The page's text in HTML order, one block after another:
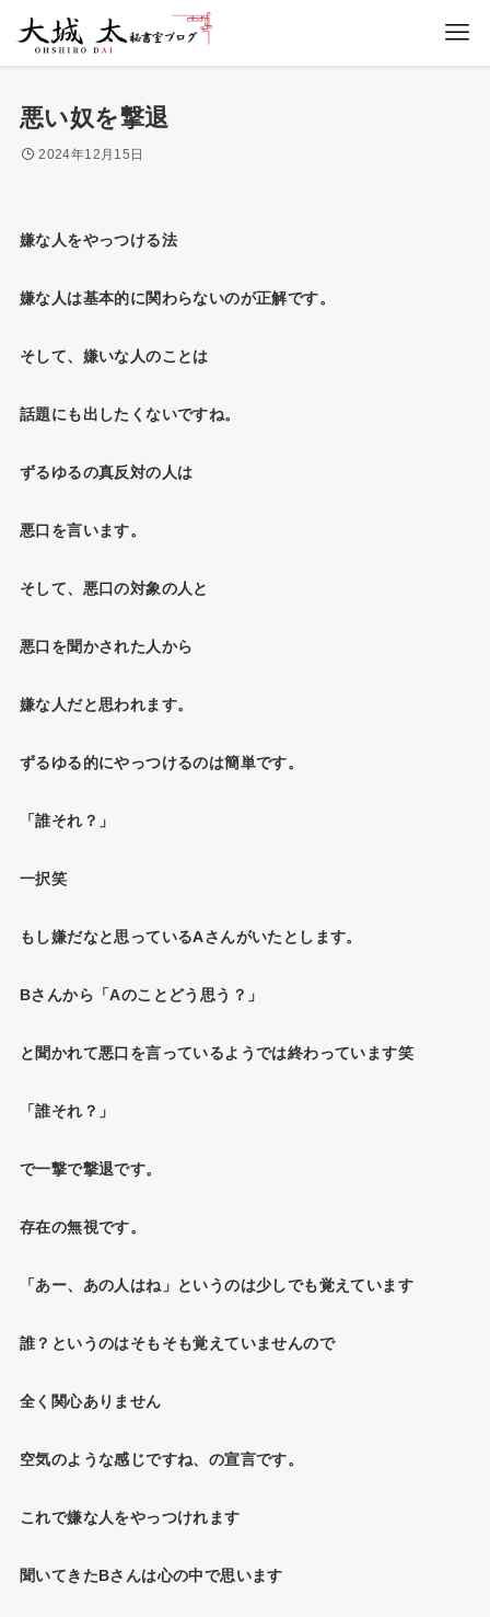
悪い奴を撃退
2024年12月15日
嫌な人をやっつける法
嫌な人は基本的に関わらないのが正解です。
そして、嫌いな人のことは
話題にも出したくないですね。
ずるゆるの真反対の人は
悪口を言います。
そして、悪口の対象の人と
悪口を聞かされた人から
嫌な人だと思われます。
ずるゆる的にやっつけるのは簡単です。
「誰それ？」
一択笑
もし嫌だなと思っているAさんがいたとします。
Bさんから「Aのことどう思う？」
と聞かれて悪口を言っているようでは終わっています笑
「誰それ？」
で一撃で撃退です。
存在の無視です。
「あー、あの人はね」というのは少しでも覚えています
誰？というのはそもそも覚えていませんので
全く関心ありません
空気のような感じですね、の宣言です。
これで嫌な人をやっつけれます
聞いてきたBさんは心の中で思います